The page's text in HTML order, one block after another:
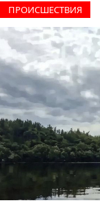
ПРОИCШЕСТВИЯ